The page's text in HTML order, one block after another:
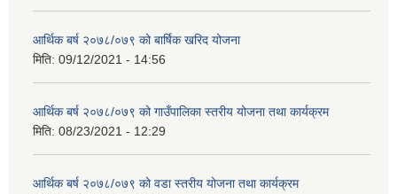
आर्थिक बर्ष २०७८/०७९ को बार्षिक खरिद योजना
मिति: 09/12/2021 - 14:56
आर्थिक बर्ष २०७८/०७९ को गाउँपालिका स्तरीय योजना तथा कार्यक्रम
मिति: 08/23/2021 - 12:29
आर्थिक बर्ष २०७८/०७९ को वडा स्तरीय योजना तथा कार्यक्रम